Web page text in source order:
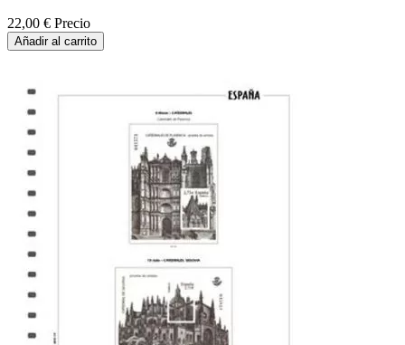
22,00 € Precio
Añadir al carrito